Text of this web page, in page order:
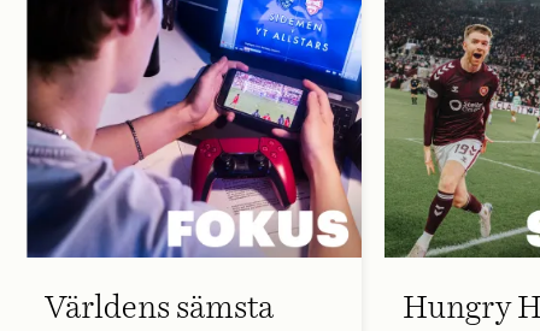
Världens sämsta
Hungry